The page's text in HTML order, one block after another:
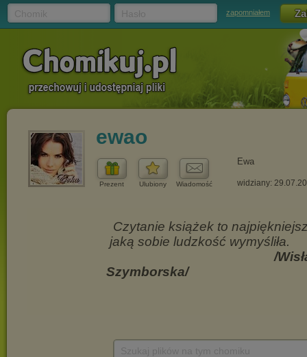
zapomniałem
ewao
Prezent Ulubiony Wiadomość
Ewa
widziany: